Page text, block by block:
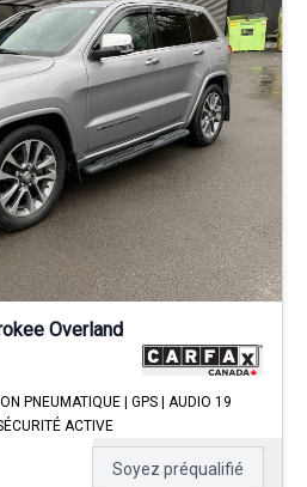
Overland
PNEUMATIQUE | GPS | AUDIO 19
ACTIVE
Soyez préqualifié